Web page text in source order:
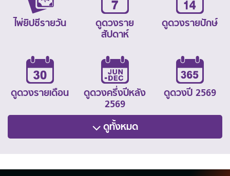
ไพ่ยิปซีรายวัน
ดูดวงราย
สัปดาห์
ดูดวงรายปักษ์
ดูดวงรายเดือน
ดูดวงครึ่งปีหลัง
2569
ดูดวงปี 2569
ดูทั้งหมด